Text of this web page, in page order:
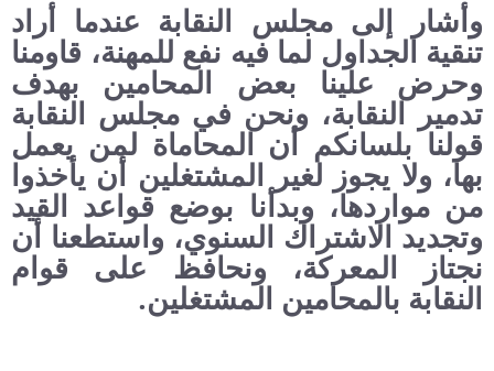
وأشار إلى مجلس النقابة عندما أراد
تنقية الجداول لما فيه نفع للمهنة، قاومنا
وحرض علينا بعض المحامين بهدف
تدمير النقابة، ونحن في مجلس النقابة
قولنا بلسانكم أن المحاماة لمن يعمل
بها، ولا يجوز لغير المشتغلين أن يأخذوا
من مواردها، وبدأنا بوضع قواعد القيد
وتجديد الاشتراك السنوي، واستطعنا أن
نجتاز المعركة، ونحافظ على قوام
النقابة بالمحامين المشتغلين.